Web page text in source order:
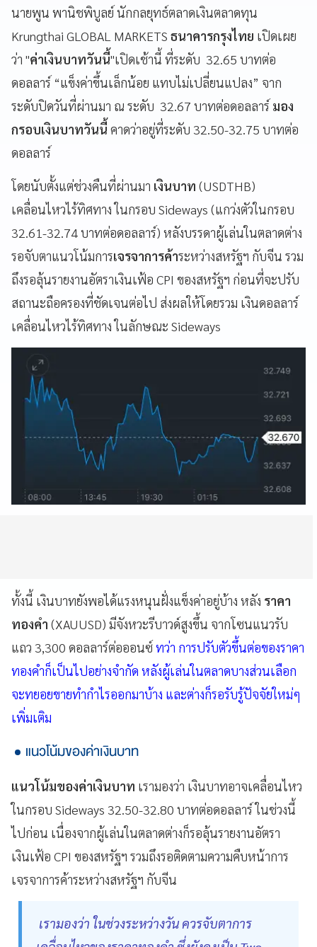
นายพูน พานิชพิบูลย์ นักกลยุทธ์ตลาดเงินตลาดทุน
Krungthai GLOBAL MARKETS ธนาคารกรุงไทย เปิดเผย
ว่า "ค่าเงินบาทวันนี้"เปิดเช้านี้ ที่ระดับ 32.65 บาทต่อ
ดอลลาร์ “แข็งค่าขึ้นเล็กน้อย แทบไม่เปลี่ยนแปลง” จาก
ระดับปิดวันที่ผ่านมา ณ ระดับ 32.67 บาทต่อดอลลาร์ มอง
กรอบเงินบาทวันนี้ คาดว่าอยู่ที่ระดับ 32.50-32.75 บาทต่อ
ดอลลาร์
โดยนับตั้งแต่ช่วงคืนที่ผ่านมา เงินบาท (USDTHB)
เคลื่อนไหวไร้ทิศทาง ในกรอบ Sideways (แกว่งตัวในกรอบ
32.61-32.74 บาทต่อดอลลาร์) หลังบรรดาผู้เล่นในตลาดต่าง
รอจับตาแนวโน้มการเจรจาการค้าระหว่างสหรัฐฯ กับจีน รวม
ถึงรอลุ้นรายงานอัตราเงินเฟ้อ CPI ของสหรัฐฯ ก่อนที่จะปรับ
สถานะถือครองที่ชัดเจนต่อไป ส่งผลให้โดยรวม เงินดอลลาร์
เคลื่อนไหวไร้ทิศทาง ในลักษณะ Sideways
ทั้งนี้ เงินบาทยังพอได้แรงหนุนฝั่งแข็งค่าอยู่บ้าง หลัง ราคา
ทองคำ (XAUUSD) มีจังหวะรีบาวด์สูงขึ้น จากโซนแนวรับ
แถว 3,300 ดอลลาร์ต่อออนซ์ทว่า การปรับตัวขึ้นต่อของราคา
ทองคำก็เป็นไปอย่างจำกัด หลังผู้เล่นในตลาดบางส่วนเลือก
จะทยอยขายทำกำไรออกมาบ้าง และต่างก็รอรับรู้ปัจจัยใหม่ๆ
เพิ่มเติม
แนวโน้มของค่าเงินบาท
แนวโน้มของค่าเงินบาท เรามองว่า เงินบาทอาจเคลื่อนไหว
ในกรอบ Sideways 32.50-32.80 บาทต่อดอลลาร์ ในช่วงนี้
ไปก่อน เนื่องจากผู้เล่นในตลาดต่างก็รอลุ้นรายงานอัตรา
เงินเฟ้อ CPI ของสหรัฐฯ รวมถึงรอติดตามความคืบหน้าการ
เจรจาการค้าระหว่างสหรัฐฯ กับจีน
เรามองว่า ในช่วงระหว่างวัน ควรจับตาการ